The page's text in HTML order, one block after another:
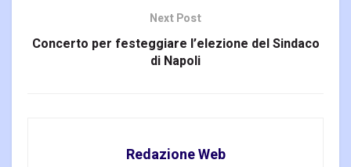
Next Post
Concerto per festeggiare l’elezione del Sindaco
di Napoli
Redazione Web